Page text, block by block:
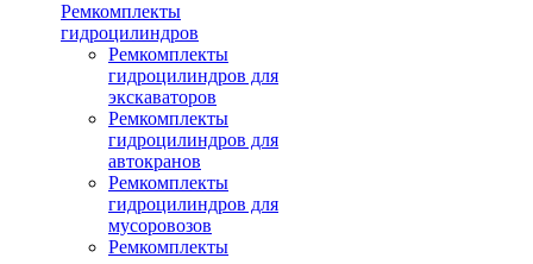
Ремкомплекты
гидроцилиндров
Ремкомплекты
гидроцилиндров для
экскаваторов
Ремкомплекты
гидроцилиндров для
автокранов
Ремкомплекты
гидроцилиндров для
мусоровозов
Ремкомплекты